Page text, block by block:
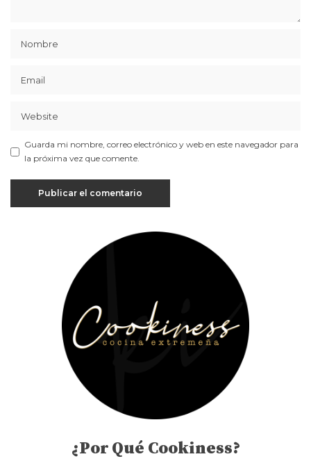
Guarda mi nombre, correo electrónico y web en este navegador para
la próxima vez que comente.
¿Por Qué Cookiness?